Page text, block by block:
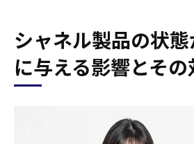
シャネル製品の状
に与える影響とその